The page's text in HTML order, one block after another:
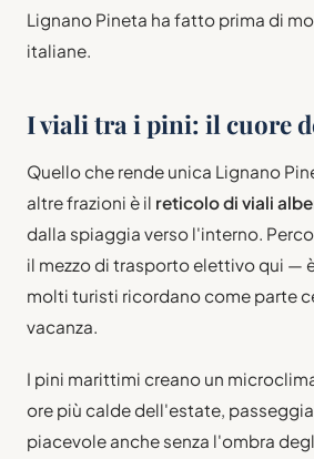
Lignano Pineta ha fatto prima di
italiane.
I viali tra i pini: il cuore
Quello che rende unica Lignano
altre frazioni è il reticolo di viali
dalla spiaggia verso l'interno.
il mezzo di trasporto elettivo qui —
molti turisti ricordano come parte
vacanza.
I pini marittimi creano un
ore più calde dell'estate,
piacevole anche senza l'ombra